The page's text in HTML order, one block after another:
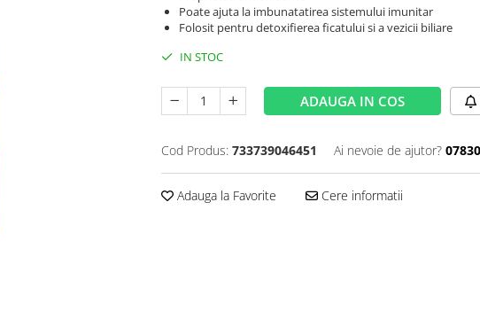
Poate ajuta la imbunatatirea sistemului imunitar
Folosit pentru detoxifierea ficatului si a vezicii biliare
IN STOC
ADAUGA IN COS
Cod Produs: 733739046451 Ai nevoie de ajutor?
Adauga la Favorite Cere informatii